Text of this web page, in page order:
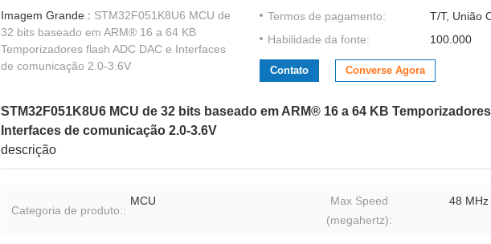
Imagem Grande : STM32F051K8U6 MCU de
32 bits baseado em ARM® 16 a 64 KB
Temporizadores flash ADC DAC e Interfaces
de comunicação 2.0-3.6V
Termos de pagamento:
T/T, União
Habilidade da fonte:
100.000
Contato Converse Agora
STM32F051K8U6 MCU de 32 bits baseado em ARM® 16 a 64 KB
Interfaces de comunicação 2.0-3.6V
descrição
Categoria de produto::
MCU
Max Speed
(megahertz):
48 MHz